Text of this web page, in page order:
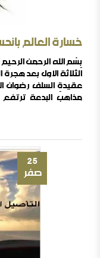
خسارة العالم
بِسْم الله الرحمن
الثلاثة الأول بعد
عقيدةِ السلف رضوان
مذاهب البدعة
في جميع أنحاء ..
25
صفر